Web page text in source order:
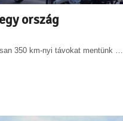
ország
350 km-nyi távokat mentünk …